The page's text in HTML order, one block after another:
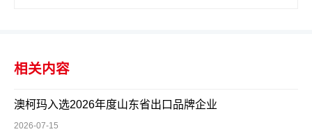
相关内容
澳柯玛入选2026年度山东省出口品牌企业
2026-07-15